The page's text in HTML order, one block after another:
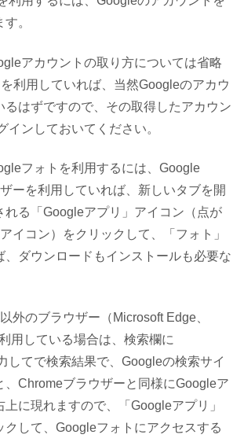
。
アカウントの取り方については省略
利用していれば、当然Googleのアカウ
るはずですので、その取得したアカウン
インしておいてください。
フォトを利用するには、Google
ーを利用していれば、新しいタブを開
れる「Googleアプリ」アイコン（点が
イコン）をクリックして、「フォト」
、ダウンロードもインストールも必要な
外のブラウザー（Microsoft Edge、
用している場合は、検索欄に
してで検索結果で、Googleの検索サイ
、Chromeブラウザーと同様にGoogleア
に現れますので、「Googleアプリ」
クして、Googleフォトにアクセスする